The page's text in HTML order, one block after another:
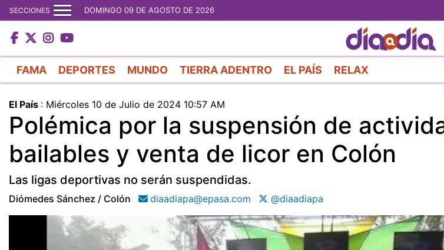
al
contenido
principal
SECCIONES DOMINGO 09 DE AGOSTO DE 2026
FAMA DEPORTES MUNDO TIERRA ADENTRO EL PAÍS RELAX
El País : Miércoles 10 de Julio de 2024 10:57 AM
Polémica por la suspensión de
bailables y venta de licor en Colón
Las ligas deportivas no serán suspendidas.
Diómedes Sánchez / Colón diaadiapa@epasa.com @diaadiapa